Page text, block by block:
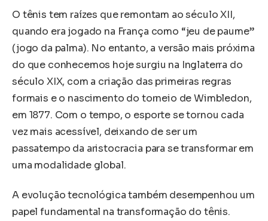
O tênis tem raízes que remontam ao século XII,
quando era jogado na França como “jeu de paume”
(jogo da palma). No entanto, a versão mais próxima
do que conhecemos hoje surgiu na Inglaterra do
século XIX, com a criação das primeiras regras
formais e o nascimento do torneio de Wimbledon,
em 1877. Com o tempo, o esporte se tornou cada
vez mais acessível, deixando de ser um
passatempo da aristocracia para se transformar em
uma modalidade global.
A evolução tecnológica também desempenhou um
papel fundamental na transformação do tênis.